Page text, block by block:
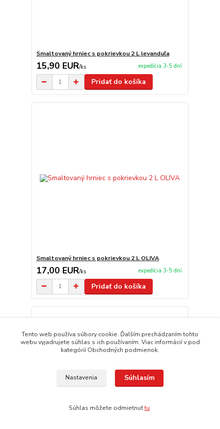
Smaltovaný hrniec s pokrievkou 2 L levanduľa
15,90 EUR/ks expedícia 3-5 dní
Pridať do košíka
Smaltovaný hrniec s pokrievkou 2 L OLIVA
17,00 EUR/ks expedícia 3-5 dní
Pridať do košíka
Tento web používa súbory cookie. Ďalším prechádzaním tohto
webu vyjadrujete súhlas s ich používaním. Viac informácií v pod
kategórií Obchodných podmienok.
Nastavenia Súhlasím
Súhlas môžete odmietnuťtu.